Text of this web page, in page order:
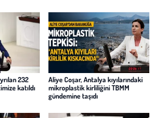
232
katıldı
Aliye Coşar, Antalya kıyılarındaki
mikroplastik kirliliğini TBMM
gündemine taşıdı